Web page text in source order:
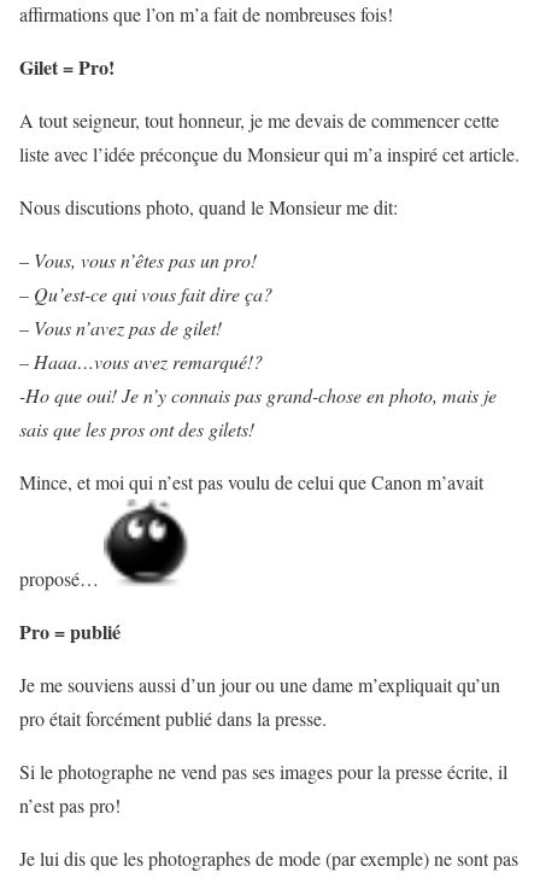
affirmations que l’on m’a fait de nombreuses fois!
Gilet = Pro!
A tout seigneur, tout honneur, je me devais de commencer cette
liste avec l’idée préconçue du Monsieur qui m’a inspiré cet article.
Nous discutions photo, quand le Monsieur me dit:
– Vous, vous n’êtes pas un pro!
– Qu’est-ce qui vous fait dire ça?
– Vous n’avez pas de gilet!
– Haaa…vous avez remarqué!?
-Ho que oui! Je n’y connais pas grand-chose en photo, mais je
sais que les pros ont des gilets!
Mince, et moi qui n’est pas voulu de celui que Canon m’avait
proposé…
Pro = publié
Je me souviens aussi d’un jour ou une dame m’expliquait qu’un
pro était forcément publié dans la presse.
Si le photographe ne vend pas ses images pour la presse écrite, il
n’est pas pro!
Je lui dis que les photographes de mode (par exemple) ne sont pas